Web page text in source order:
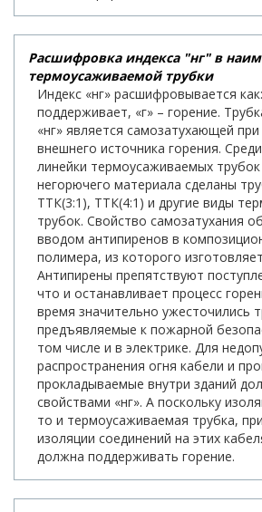
Расшифровка индекса "нг" в
термоусаживаемой трубки
Индекс «нг» расшифровывается
поддерживает, «г» – горение.
«нг» является самозатухающей при
внешнего источника горения.
линейки термоусаживаемых
негорючего материала сделаны
ТТК(3:1), ТТК(4:1) и другие виды
трубок. Свойство самозатухания
вводом антипиренов в
полимера, из которого
Антипирены препятствуют
что и останавливает процесс
время значительно ужесточились
предъявляемые к пожарной
том числе и в электрике. Для
распространения огня кабели и
прокладываемые внутри зданий
свойствами «нг». А поскольку
то и термоусаживаемая трубка,
изоляции соединений на этих
должна поддерживать горение.